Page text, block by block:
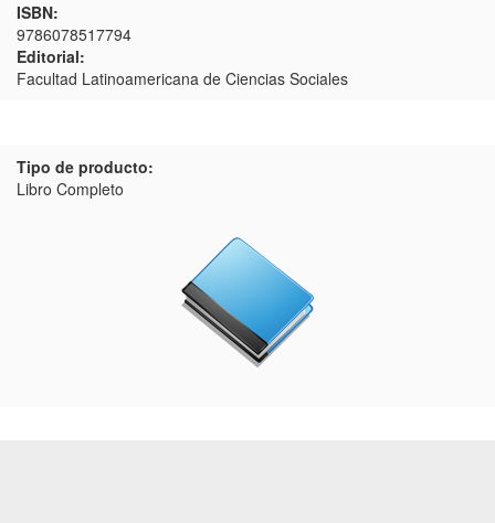
ISBN:
9786078517794
Editorial:
Facultad Latinoamericana de Ciencias Sociales
Tipo de producto:
Libro Completo